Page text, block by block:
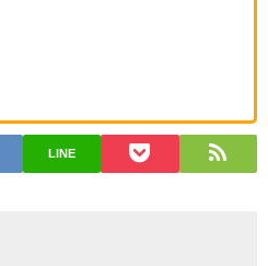
LINE